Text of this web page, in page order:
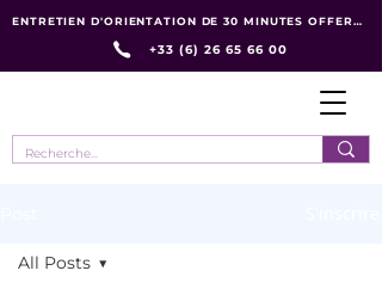
ENTRETIEN D'ORIENTATION DE 30 MINUTES OFFERT :
+33 (6) 26 65 66 00
All Posts